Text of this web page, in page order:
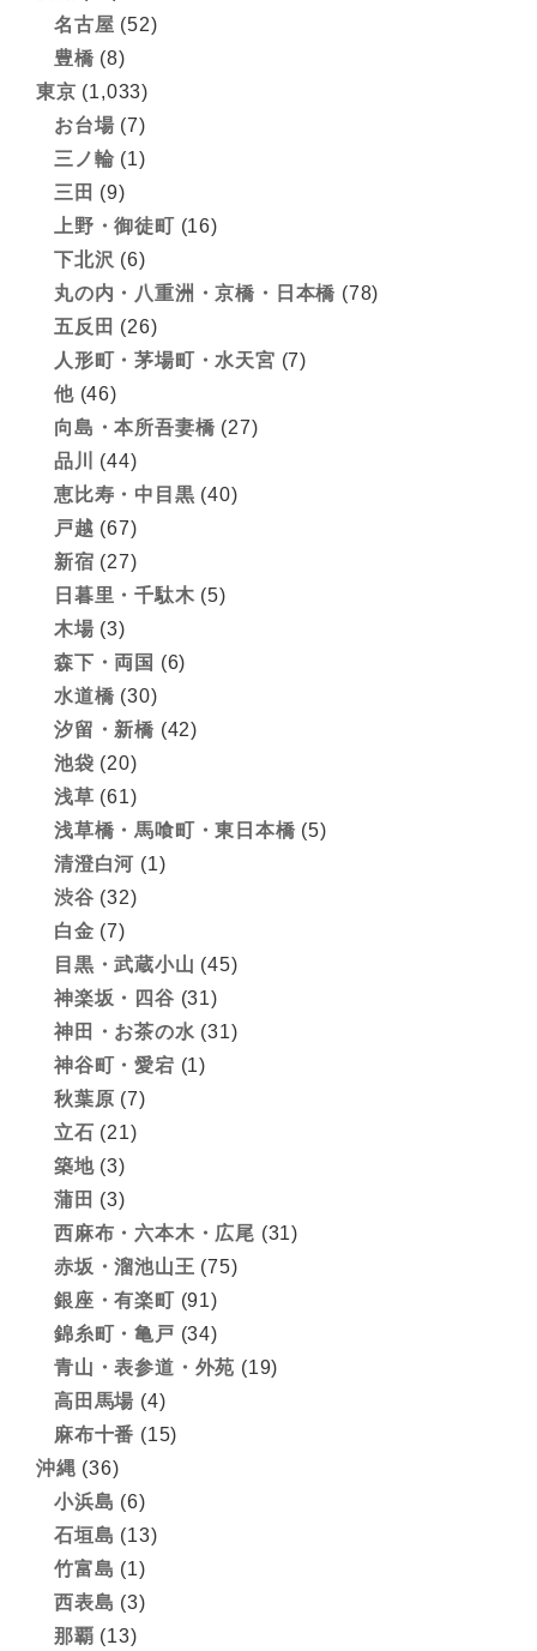
名古屋 (52)
豊橋 (8)
東京 (1,033)
お台場 (7)
三ノ輪 (1)
三田 (9)
上野・御徒町 (16)
下北沢 (6)
丸の内・八重洲・京橋・日本橋 (78)
五反田 (26)
人形町・茅場町・水天宮 (7)
他(46)
向島・本所吾妻橋 (27)
品川
(44)
恵比寿・中目黒 (40)
戸越 (67)
新宿 (27)
日暮里・千駄木 (5)
木場 (3)
森下・両国 (6)
水道橋 (30)
汐留・新橋 (42)
池袋 (20)
浅草 (61)
浅草橋・馬喰町・東日本橋 (5)
清澄白河 (1)
渋谷 (32)
白金 (7)
目黒・武蔵小山 (45)
神楽坂・四谷 (31)
神田・お茶の水 (31)
神谷町・愛宕 (1)
秋葉原 (7)
立石 (21)
築地(3)
蒲田 (3)
西麻布・六本木・広尾 (31)
赤坂・溜池山王 (75)
銀座・有楽町 (91)
錦糸町・亀戸 (34)
青山・表参道・外苑 (19)
高田馬場 (4)
麻布十番 (15)
沖縄 (36)
小浜島 (6)
石垣島 (13)
竹富島 (1)
西表島 (3)
那覇 (13)